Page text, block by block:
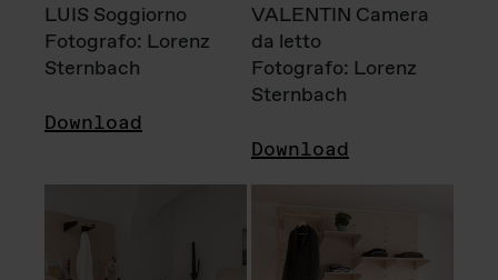
LUIS Soggiorno
Fotografo: Lorenz
Sternbach
Download
VALENTIN Camera
da letto
Fotografo: Lorenz
Sternbach
Download